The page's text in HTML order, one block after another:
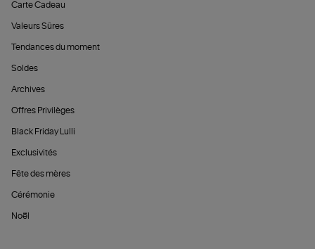
Carte Cadeau
Valeurs Sûres
Tendances du moment
Soldes
Archives
Offres Privilèges
Black Friday Lulli
Exclusivités
Fête des mères
Cérémonie
Noël